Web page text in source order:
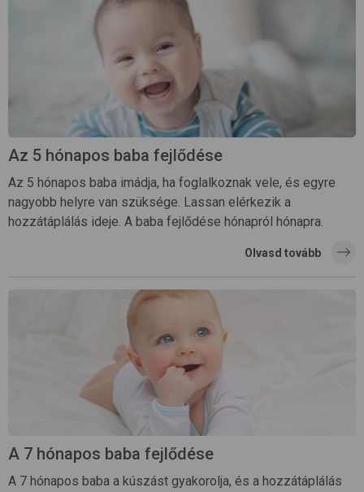
Az 5 hónapos baba fejlődése
Az 5 hónapos baba imádja, ha foglalkoznak vele, és egyre
nagyobb helyre van szüksége. Lassan elérkezik a
hozzátáplálás ideje. A baba fejlődése hónapról hónapra.
Olvasd tovább
A 7 hónapos baba fejlődése
A 7 hónapos baba a kúszást gyakorolja, és a hozzátáplálás